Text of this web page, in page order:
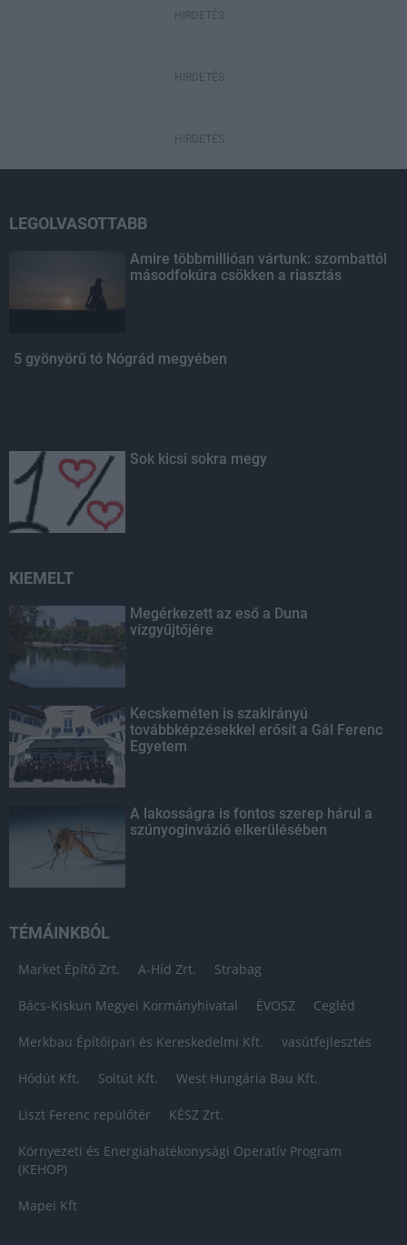
HIRDETÉS
HIRDETÉS
HIRDETÉS
LEGOLVASOTTABB
Amire többmillióan vártunk: szombattól
másodfokúra csökken a riasztás
5 gyönyörű tó Nógrád megyében
Sok kicsi sokra megy
KIEMELT
Megérkezett az eső a Duna
vízgyűjtőjére
Kecskeméten is szakirányú
továbbképzésekkel erősít a Gál Ferenc
Egyetem
A lakosságra is fontos szerep hárul a
szúnyoginvázió elkerülésében
TÉMÁINKBÓL
Market Építő Zrt. A-Híd Zrt. Strabag
Bács-Kiskun Megyei Kormányhivatal ÉVOSZ Cegléd
Merkbau Építőipari és Kereskedelmi Kft. vasútfejlesztés
Hódút Kft. Soltút Kft. West Hungária Bau Kft.
Liszt Ferenc repülőtér KÉSZ Zrt.
Környezeti és Energiahatékonysági Operatív Program
(KEHOP)
Mapei Kft